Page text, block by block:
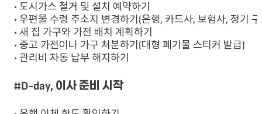
• 도시가스 철거 및 설치 예약하기
• 우편물 수령 주소지 변경하기(은행, 카드사, 보험사, 정기
• 새 집 가구와 가전 배치 계획하기
• 중고 가전이나 가구 처분하기(대형 폐기물 스티커 발급)
• 관리비 자동 납부 해지하기
#D-day, 이사 준비 시작